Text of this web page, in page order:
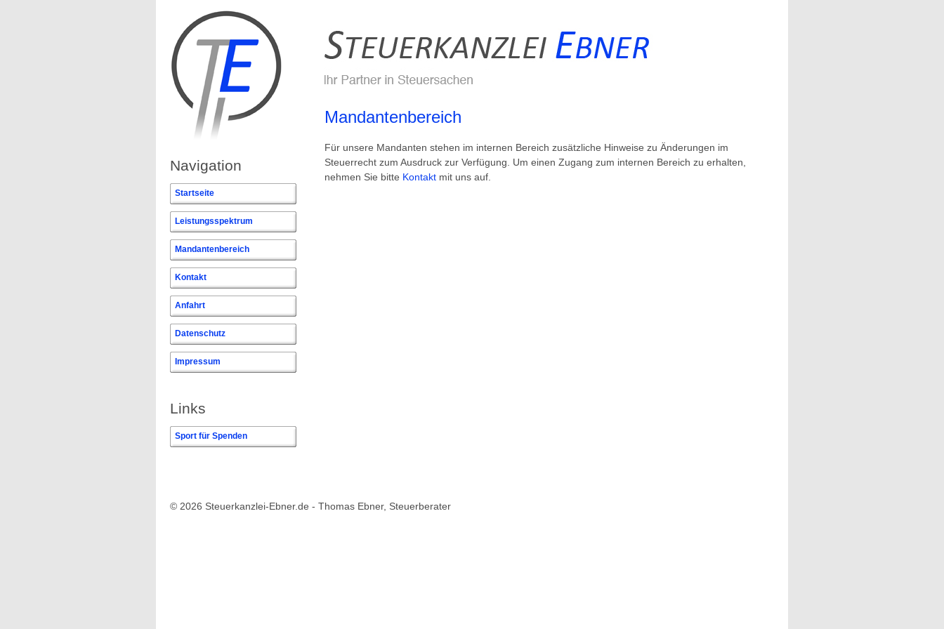
Mandantenbereich
Navigation
Startseite
Leistungsspektrum
Mandantenbereich
Kontakt
Anfahrt
Datenschutz
Impressum
Links
Sport für Spenden
Für unsere Mandanten stehen im internen Bereich zusätzliche Hinweise zu Änderungen im
Steuerrecht zum Ausdruck zur Verfügung. Um einen Zugang zum internen Bereich zu erhalten,
nehmen Sie bitte Kontakt mit uns auf.
© 2026 Steuerkanzlei-Ebner.de - Thomas Ebner, Steuerberater